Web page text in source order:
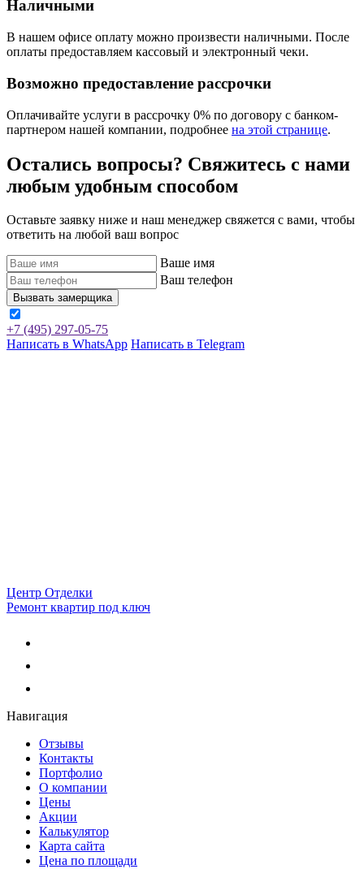
Наличными
В нашем офисе оплату можно произвести наличными. После
оплаты предоставляем кассовый и электронный чеки.
Возможно предоставление рассрочки
Оплачивайте услуги в рассрочку 0% по договору с банком-
партнером нашей компании, подробнее на этой странице.
Остались вопросы? Свяжитесь с нами
любым удобным способом
Оставьте заявку ниже и наш менеджер свяжется с вами, чтобы
ответить на любой ваш вопрос
Ваше имя
Ваш телефон
Вызвать замерщика
+7 (495) 297-05-75
Написать в WhatsApp Написать в Telegram
Центр Отделки
Ремонт квартир под ключ
Навигация
Отзывы
Контакты
Портфолио
О компании
Цены
Акции
Калькулятор
Карта сайта
Цена по площади